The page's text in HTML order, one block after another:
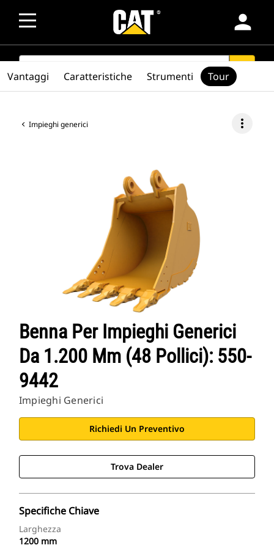
person
SEARCH search
Impieghi generici more_vert
Benna Per Impieghi Generici
Da 1.200 Mm (48 Pollici): 550-
9442
Impieghi Generici
Richiedi Un Preventivo
Trova Dealer
Specifiche Chiave
Larghezza
1200 mm
Vantaggi Caratteristiche Strumenti Tour